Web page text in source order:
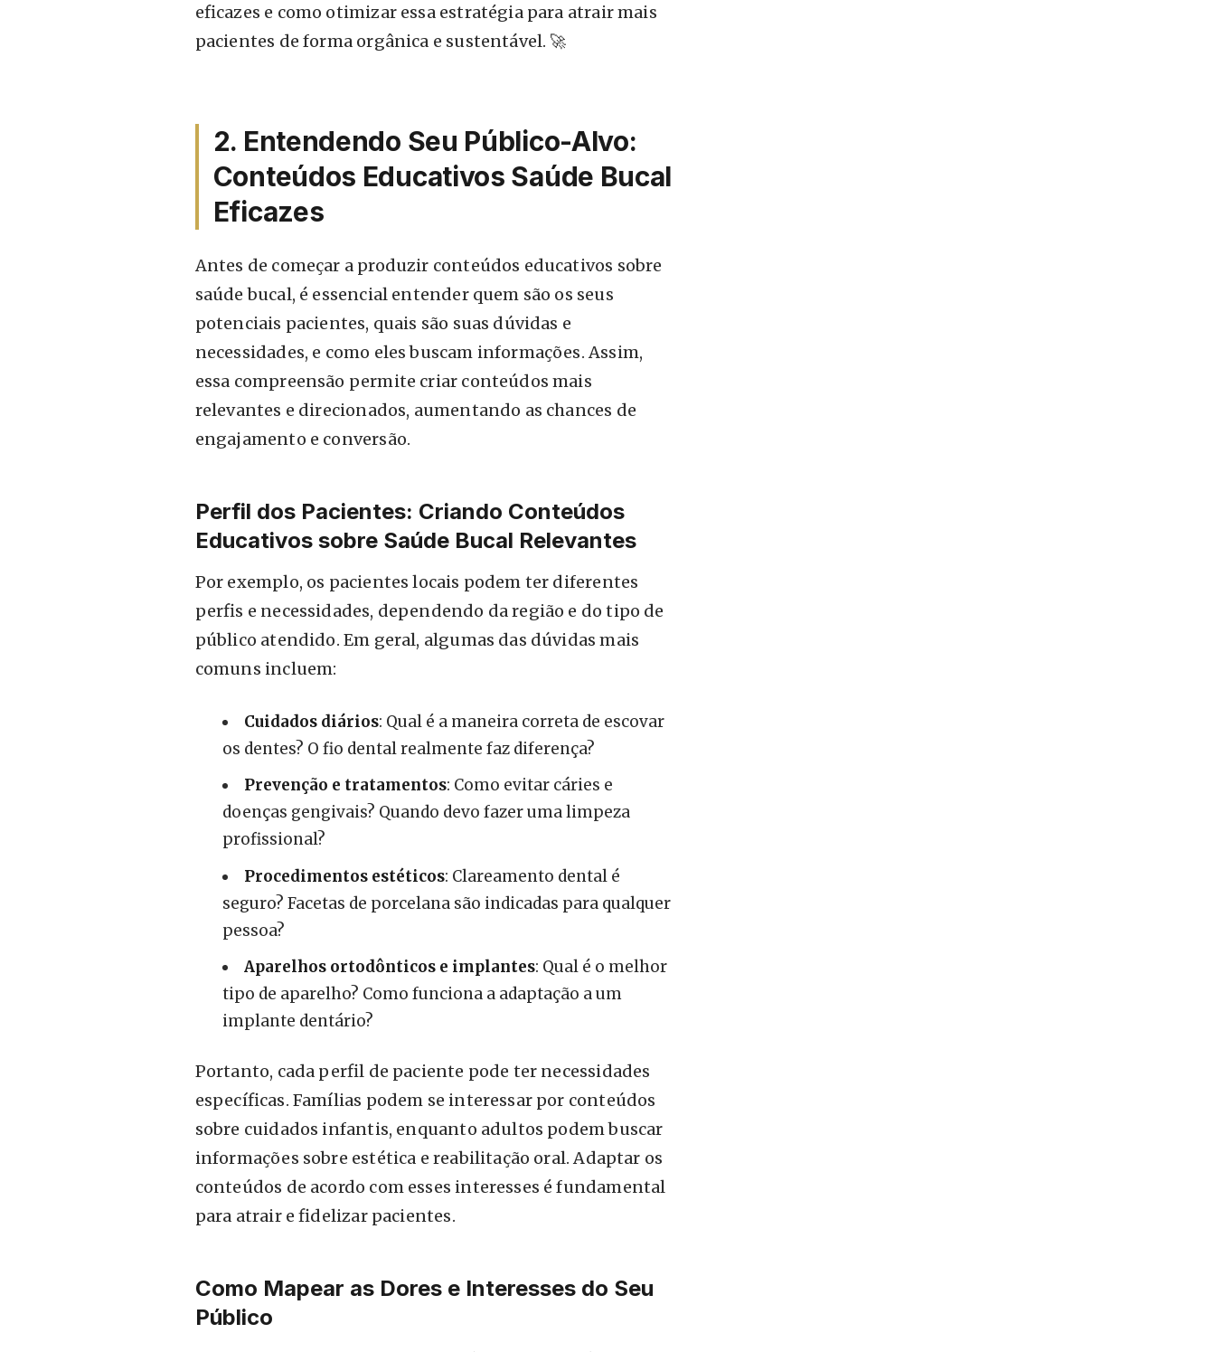
eficazes e como otimizar essa estratégia para atrair mais
pacientes de forma orgânica e sustentável. 🚀
2. Entendendo Seu Público-Alvo:
Conteúdos Educativos Saúde Bucal
Eficazes
Antes de começar a produzir conteúdos educativos sobre
saúde bucal, é essencial entender quem são os seus
potenciais pacientes, quais são suas dúvidas e
necessidades, e como eles buscam informações. Assim,
essa compreensão permite criar conteúdos mais
relevantes e direcionados, aumentando as chances de
engajamento e conversão.
Perfil dos Pacientes: Criando Conteúdos
Educativos sobre Saúde Bucal Relevantes
Por exemplo, os pacientes locais podem ter diferentes
perfis e necessidades, dependendo da região e do tipo de
público atendido. Em geral, algumas das dúvidas mais
comuns incluem:
Cuidados diários: Qual é a maneira correta de escovar
os dentes? O fio dental realmente faz diferença?
Prevenção e tratamentos: Como evitar cáries e
doenças gengivais? Quando devo fazer uma limpeza
profissional?
Procedimentos estéticos: Clareamento dental é
seguro? Facetas de porcelana são indicadas para qualquer
pessoa?
Aparelhos ortodônticos e implantes: Qual é o melhor
tipo de aparelho? Como funciona a adaptação a um
implante dentário?
Portanto, cada perfil de paciente pode ter necessidades
específicas. Famílias podem se interessar por conteúdos
sobre cuidados infantis, enquanto adultos podem buscar
informações sobre estética e reabilitação oral. Adaptar os
conteúdos de acordo com esses interesses é fundamental
para atrair e fidelizar pacientes.
Como Mapear as Dores e Interesses do Seu
Público